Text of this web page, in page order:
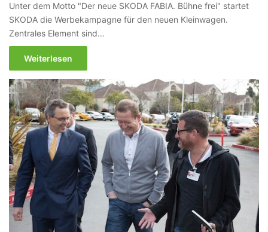
Unter dem Motto "Der neue SKODA FABIA. Bühne frei" startet
SKODA die Werbekampagne für den neuen Kleinwagen.
Zentrales Element sind…
Weiterlesen